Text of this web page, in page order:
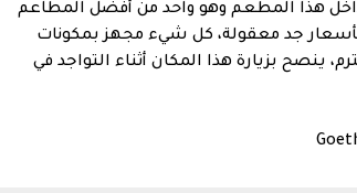
داخل هذا المطعم وهو واحد من أفضل المطاعم
بأسعار جد معقولة، كل شيء مجهز بمكونات
بزيارة هذا المكان أثناء التواجد في